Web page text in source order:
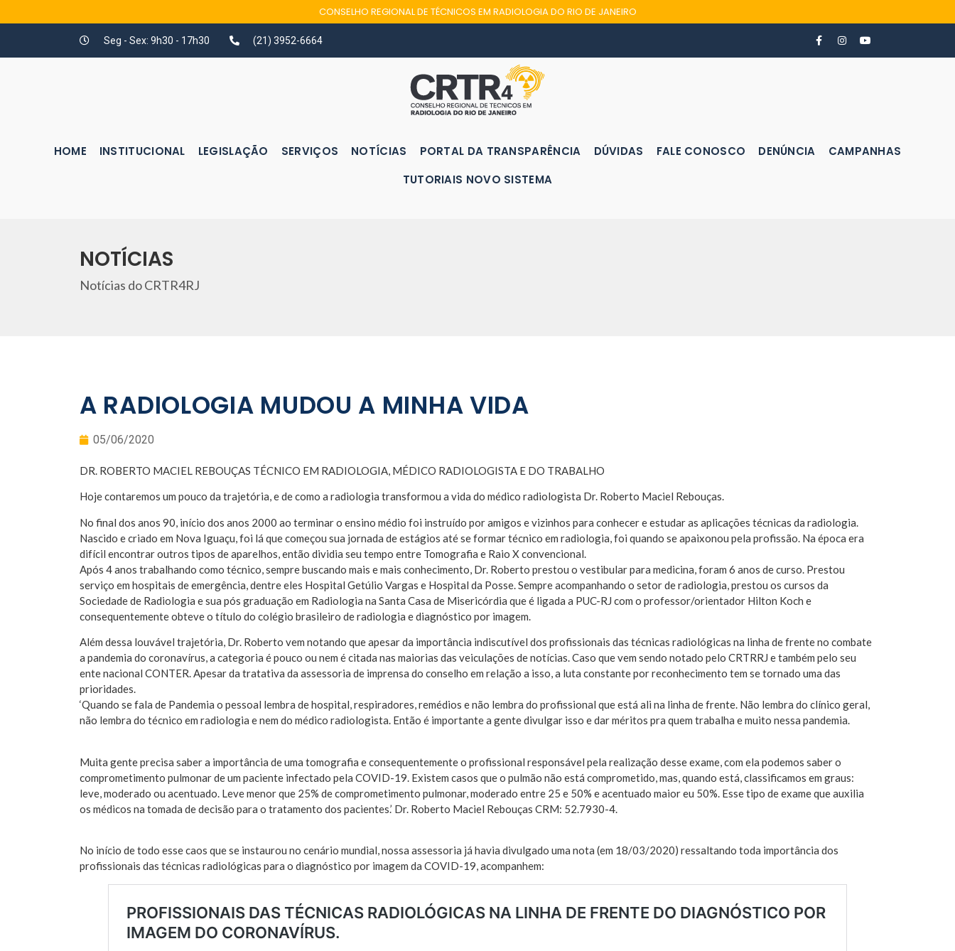
CONSELHO REGIONAL DE TÉCNICOS EM RADIOLOGIA DO RIO DE JANEIRO
Seg - Sex: 9h30 - 17h30 (21) 3952-6664
HOME INSTITUCIONAL LEGISLAÇÃO SERVIÇOS NOTÍCIAS PORTAL DA TRANSPARÊNCIA DÚVIDAS FALE CONOSCO DENÚNCIA
CAMPANHAS
TUTORIAIS NOVO SISTEMA
NOTÍCIAS
Notícias do CRTR4RJ
A RADIOLOGIA MUDOU A MINHA VIDA
05/06/2020
DR. ROBERTO MACIEL REBOUÇAS TÉCNICO EM RADIOLOGIA, MÉDICO RADIOLOGISTA E DO TRABALHO
Hoje contaremos um pouco da trajetória, e de como a radiologia transformou a vida do médico radiologista Dr. Roberto Maciel Rebouças.
No final dos anos 90, início dos anos 2000 ao terminar o ensino médio foi instruído por amigos e vizinhos para conhecer e estudar as aplicações técnicas da radiologia.
Nascido e criado em Nova Iguaçu, foi lá que começou sua jornada de estágios até se formar técnico em radiologia, foi quando se apaixonou pela profissão. Na época era
difícil encontrar outros tipos de aparelhos, então dividia seu tempo entre Tomografia e Raio X convencional.
Após 4 anos trabalhando como técnico, sempre buscando mais e mais conhecimento, Dr. Roberto prestou o vestibular para medicina, foram 6 anos de curso. Prestou
serviço em hospitais de emergência, dentre eles Hospital Getúlio Vargas e Hospital da Posse. Sempre acompanhando o setor de radiologia, prestou os cursos da
Sociedade de Radiologia e sua pós graduação em Radiologia na Santa Casa de Misericórdia que é ligada a PUC-RJ com o professor/orientador Hilton Koch e
consequentemente obteve o título do colégio brasileiro de radiologia e diagnóstico por imagem.
Além dessa louvável trajetória, Dr. Roberto vem notando que apesar da importância indiscutível dos profissionais das técnicas radiológicas na linha de frente no combate
a pandemia do coronavírus, a categoria é pouco ou nem é citada nas maiorias das veiculações de notícias. Caso que vem sendo notado pelo CRTRRJ e também pelo seu
ente nacional CONTER. Apesar da tratativa da assessoria de imprensa do conselho em relação a isso, a luta constante por reconhecimento tem se tornado uma das
prioridades.
‘Quando se fala de Pandemia o pessoal lembra de hospital, respiradores, remédios e não lembra do profissional que está ali na linha de frente. Não lembra do clínico geral,
não lembra do técnico em radiologia e nem do médico radiologista. Então é importante a gente divulgar isso e dar méritos pra quem trabalha e muito nessa pandemia.
Muita gente precisa saber a importância de uma tomografia e consequentemente o profissional responsável pela realização desse exame, com ela podemos saber o
comprometimento pulmonar de um paciente infectado pela COVID-19. Existem casos que o pulmão não está comprometido, mas, quando está, classificamos em graus:
leve, moderado ou acentuado. Leve menor que 25% de comprometimento pulmonar, moderado entre 25 e 50% e acentuado maior eu 50%. Esse tipo de exame que auxilia
os médicos na tomada de decisão para o tratamento dos pacientes.’ Dr. Roberto Maciel Rebouças CRM: 52.7930-4.
No início de todo esse caos que se instaurou no cenário mundial, nossa assessoria já havia divulgado uma nota (em 18/03/2020) ressaltando toda importância dos
profissionais das técnicas radiológicas para o diagnóstico por imagem da COVID-19, acompanhem: